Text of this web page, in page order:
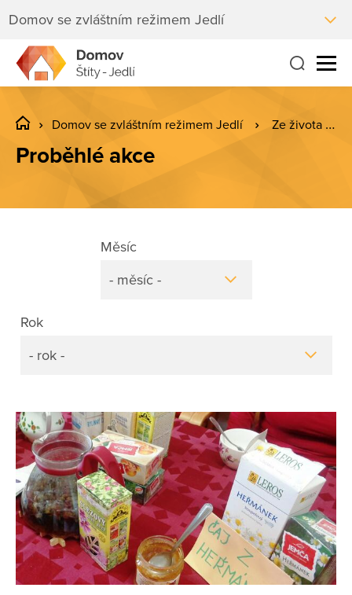
Domov se zvláštním režimem Jedlí
Domov se zvláštním režimem Jedlí Ze života Jedlí
Proběhlé akce
Rok
- rok -
Měsíc
- měsíc -